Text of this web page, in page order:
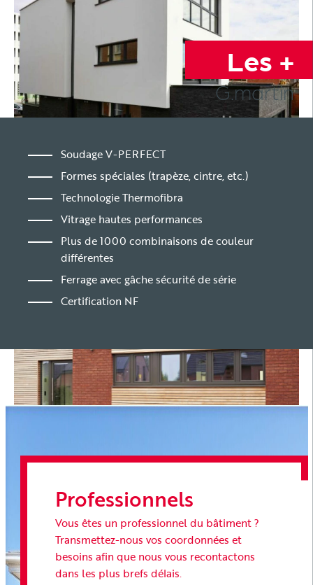
Les +
G.martin
Soudage V-PERFECT
Formes spéciales (trapèze, cintre, etc.)
Technologie Thermofibra
Vitrage hautes performances
Plus de 1000 combinaisons de couleur
différentes
Ferrage avec gâche sécurité de série
Certification NF
Professionnels
Vous êtes un professionnel du bâtiment ?
Transmettez-nous vos coordonnées et
besoins afin que nous vous recontactons
dans les plus brefs délais.